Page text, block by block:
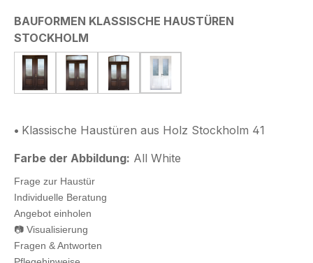
BAUFORMEN KLASSISCHE HAUSTÜREN
STOCKHOLM
4 Klassische Haustür Stockholm Lasur
5 Klassische Haustür Stockholm Lasur mit
6 Klassische Haustür Stockholm
1 Klassische Haustür
• Klassische Haustüren aus Holz Stockholm 41
Farbe der Abbildung: All White
Frage zur Haustür
Individuelle Beratung
Angebot einholen
📷 Visualisierung
Fragen & Antworten